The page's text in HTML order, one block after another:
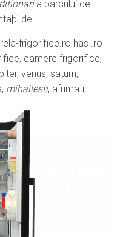
a parcului de
de
frigorifice.ro has .ro
camere frigorifice,
venus, saturn,
mihailesti, afumati,